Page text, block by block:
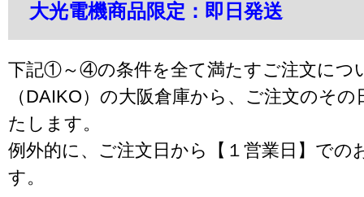
大光電機商品限定：即日発送
下記①～④の条件を全て満たすご注文につ
（DAIKO）の大阪倉庫から、ご注文のそ
たします。
例外的に、ご注文日から【１営業日】での
す。